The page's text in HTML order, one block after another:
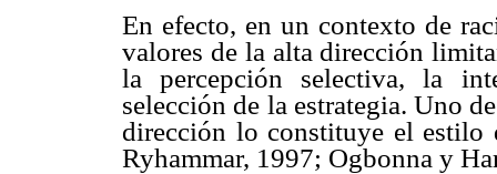
En efecto, en un contexto de
valores de la alta dirección
la percepción selectiva, la
selección de la estrategia. Uno
dirección lo constituye el
Ryhammar, 1997; Ogbonna y